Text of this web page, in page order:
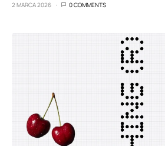
2 MARCA 2026 0 COMMENTS